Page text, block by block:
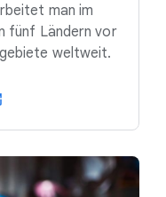
man im
fünf Ländern vor
weltweit.